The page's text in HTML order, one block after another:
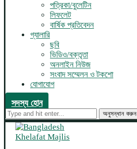
পত্রিকা/বুলেটিন
লিফলেট
বার্ষিক প্রতিবেদন
গ্যালারি
ছবি
ভিডিও/বক্তৃতা
অনলাইন নিউজ
সংবাদ সম্মেলন ও টকশো
যোগাযোগ
সদস্য হোন
অনুসন্ধান করুন